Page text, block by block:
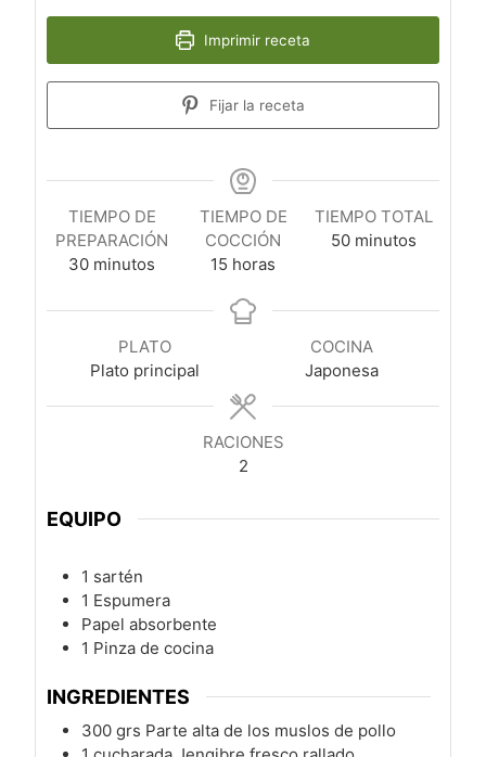
Imprimir receta
Fijar la receta
TIEMPO DE
PREPARACIÓN
30minutos
minutos
TIEMPO DE
COCCIÓN
15 horas
horas
TIEMPO TOTAL
50minutos
minutos
PLATO
Plato principal
COCINA
Japonesa
RACIONES
2
EQUIPO
1 sartén
1 Espumera
Papel absorbente
1 Pinza de cocina
INGREDIENTES
300 grs Parte alta de los muslos de pollo